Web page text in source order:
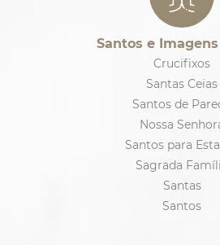
Santos e Imagens
Crucifixos
Santas Ceias
Santos de
Nossa
Santos para
Sagrada
Santas
Santos